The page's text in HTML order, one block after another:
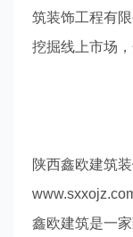
筑装饰工程有
挖掘线上市场
陕西鑫欧建筑
鑫欧建筑是一